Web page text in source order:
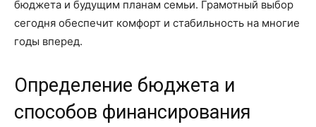
бюджета и будущим планам семьи. Грамотный выбор
сегодня обеспечит комфорт и стабильность на многие
годы вперед.
Определение бюджета и
способов финансирования